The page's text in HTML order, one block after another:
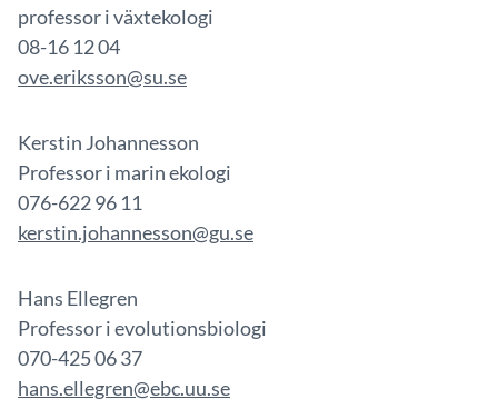
professor i växtekologi
08-16 12 04
ove.eriksson@su.se
Kerstin Johannesson
Professor i marin ekologi
076-622 96 11
kerstin.johannesson@gu.se
Hans Ellegren
Professor i evolutionsbiologi
070-425 06 37
hans.ellegren@ebc.uu.se